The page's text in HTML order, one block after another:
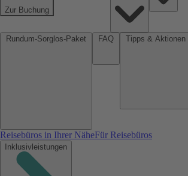
Zur Buchung
Reisebüros in Ihrer NäheFür Reisebüros
Inklusivleistungen